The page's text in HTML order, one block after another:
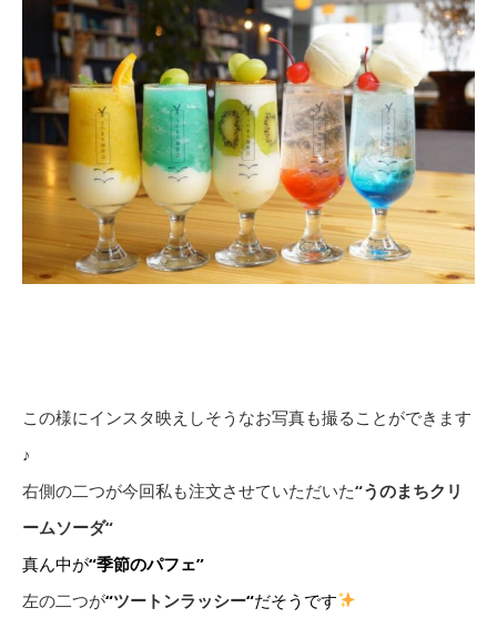
この様にインスタ映えしそうなお写真も撮ることができます
♪
右側の二つが今回私も注文させていただいた“うのまちクリ
ームソーダ“
真ん中が“季節のパフェ”
左の二つが“ツートンラッシー“だそうです